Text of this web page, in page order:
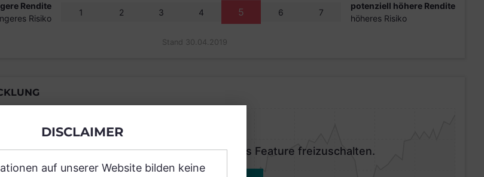
Rendite
Risiko
1 2 3 4 5 6 7
potenziell höhere Rendite
höheres Risiko
Stand 30.04.2019
Einfach und kostenlos registrieren, um dieses Feature freizuschalten.
DISCLAIMER
auf unserer Website bilden keine